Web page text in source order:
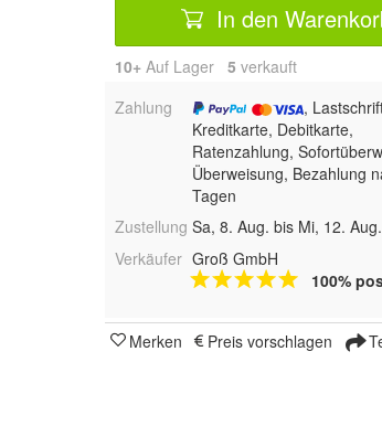
In den
10+ Auf Lager 5 verkauft
Zahlung
,
Kreditkarte, Debitkarte,
Ratenzahlung,
Überweisung, Bezahlung
Tagen
Zustellung Sa, 8. Aug. bis Mi, 12. Aug.
Verkäufer Groß GmbH
100%
Merken Preis vorschlagen